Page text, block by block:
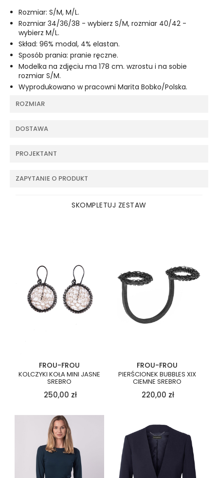
Rozmiar: S/M, M/L.
Rozmiar 34/36/38 - wybierz S/M, rozmiar 40/42 -
wybierz M/L.
Skład: 96% modal, 4% elastan.
Sposób prania: pranie ręczne.
Modelka na zdjęciu ma 178 cm. wzrostu i na sobie
rozmiar S/M.
Wyprodukowano w pracowni Marita Bobko/Polska.
ROZMIAR
DOSTAWA
PROJEKTANT
ZAPYTANIE O PRODUKT
SKOMPLETUJ ZESTAW
FROU-FROU
KOLCZYKI KOŁA MINI JASNE
SREBRO
250,00 zł
FROU-FROU
PIERŚCIONEK BUBBLES XIX
CIEMNE SREBRO
220,00 zł